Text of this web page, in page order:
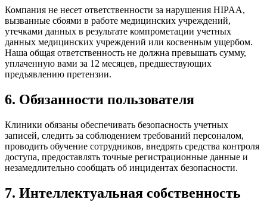
Компания не несет ответственности за нарушения HIPAA,
вызванные сбоями в работе медицинских учреждений,
утечками данных в результате компрометации учетных
данных медицинских учреждений или косвенным ущербом.
Наша общая ответственность не должна превышать сумму,
уплаченную вами за 12 месяцев, предшествующих
предъявлению претензии.
6. Обязанности пользователя
Клиники обязаны обеспечивать безопасность учетных
записей, следить за соблюдением требований персоналом,
проводить обучение сотрудников, внедрять средства контроля
доступа, предоставлять точные регистрационные данные и
незамедлительно сообщать об инцидентах безопасности.
7. Интеллектуальная собственность